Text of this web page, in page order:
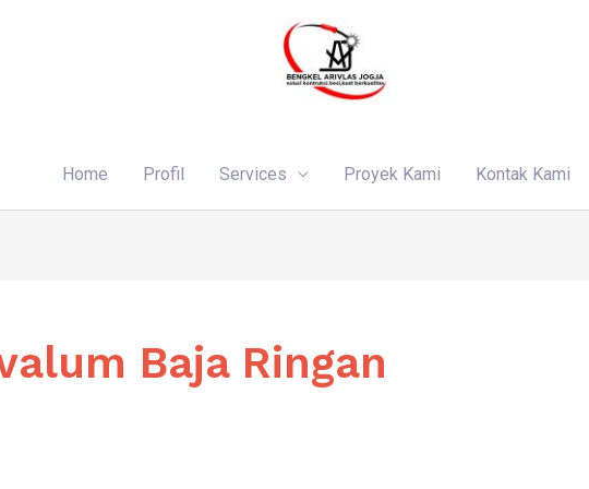
Home Profil Services Proyek Kami Kontak Kami
Baja Ringan